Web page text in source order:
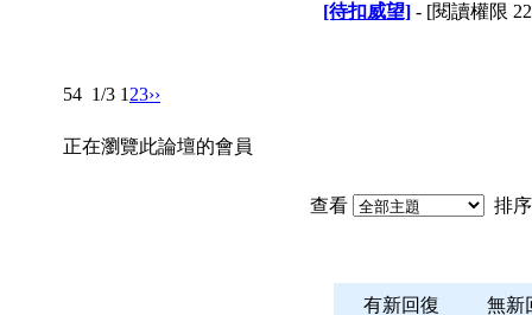
[待扣威望] - [閱讀權限
54 1/3 1 23››
正在瀏覽此論壇的會員
查看 排
有新回復 無